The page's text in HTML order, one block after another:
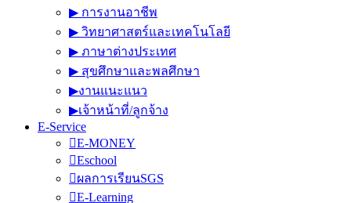
▶︎ การงานอาชีพ
▶︎ วิทยาศาสตร์และเทคโนโลยี
▶︎ ภาษาต่างประเทศ
▶︎ สุขศึกษาและพลศึกษา
▶︎งานแนะแนว
▶︎เจ้าหน้าที่/ลูกจ้าง
E-Service
E-MONEY
Eschool
ผลการเรียนSGS
E-Learning